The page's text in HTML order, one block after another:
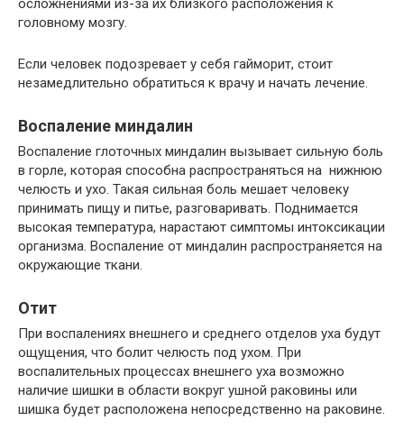
осложнениями из-за их близкого расположения к
головному мозгу.
Если человек подозревает у себя гайморит, стоит
незамедлительно обратиться к врачу и начать лечение.
Воспаление миндалин
Воспаление глоточных миндалин вызывает сильную боль
в горле, которая способна распространяться на нижнюю
челюсть и ухо. Такая сильная боль мешает человеку
принимать пищу и питье, разговаривать. Поднимается
высокая температура, нарастают симптомы интоксикации
организма. Воспаление от миндалин распространяется на
окружающие ткани.
Отит
При воспалениях внешнего и среднего отделов уха будут
ощущения, что болит челюсть под ухом. При
воспалительных процессах внешнего уха возможно
наличие шишки в области вокруг ушной раковины или
шишка будет расположена непосредственно на раковине.